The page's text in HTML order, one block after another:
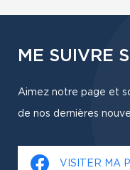
ME SUIVRE
Aimez notre page et
de nos dernières
VISITER MA